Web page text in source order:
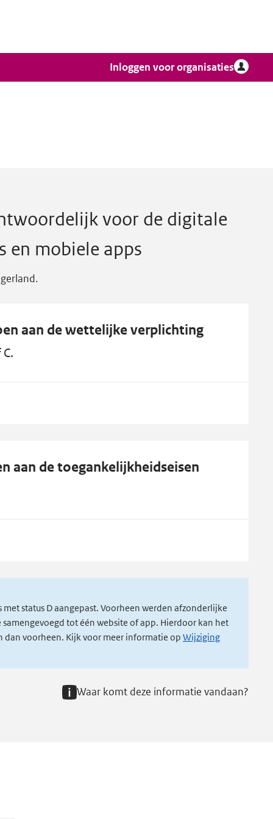
Inloggen voor organisaties
van 25websites en
voor de digitale
en mobiele apps
aan de wettelijke verplichting
aan de toegankelijkheidseisen
status D aangepast. Voorheen werden afzonderlijke
tot één website of app. Hierdoor kan het
dan voorheen. Kijk voor meer informatie opWijziging
Waar komt deze informatie vandaan?